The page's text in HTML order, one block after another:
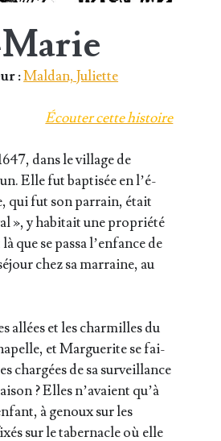
:Maldan, Juliette
Écou­ter cette histoire
dans le vil­lage de
Elle fut bap­ti­sée en l’é­
qui fut son par­rain, était
», y habi­tait une pro­prié­té
que se pas­sa l’en­fance de
chez sa mar­raine, au
allées et les char­mil­les du
et Mar­gue­rite se fai­
char­gées de sa sur­veillance
? Elles n’a­vaient qu’à
à genoux sur les
sur le taber­nacle où elle